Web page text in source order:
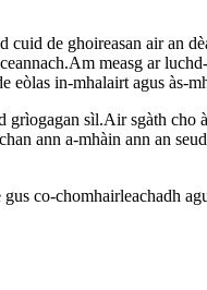
de ghoireasan air an
measg ar
eòlas in-mhalairt agus às-
sìl.Air sgàth
ann a-mhàin ann an
co-chomhairleachadh